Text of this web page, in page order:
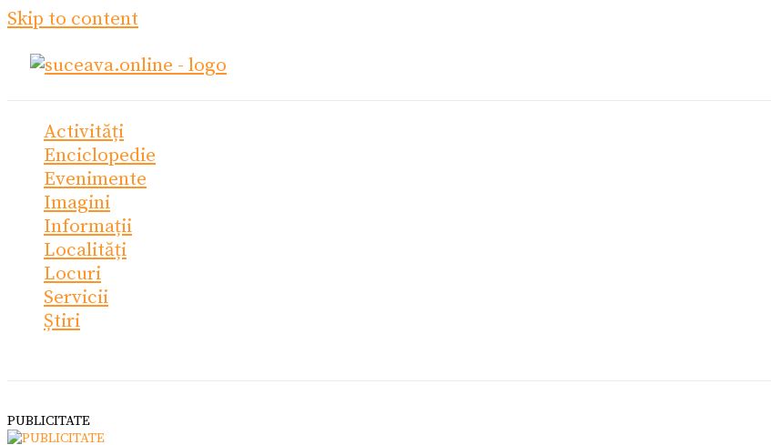
Skip to content
Activități
Enciclopedie
Evenimente
Imagini
Informații
Localități
Locuri
Servicii
Știri
PUBLICITATE